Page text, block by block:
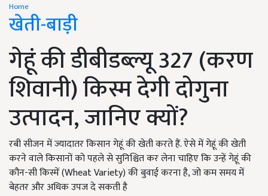
Home
खेती-बाड़ी
गेहूं की डीबीडब्ल्यू 327 (करण
शिवानी) किस्म देगी दोगुना
उत्पादन, जानिए क्यों?
रबी सीजन में ज्यादातर किसान गेहूं की खेती करते हैं. ऐसे में गेहूं की खेती
करने वाले किसानों को पहले से सुनिश्चित कर लेना चाहिए कि उन्हें गेहूं की
कौन-सी किस्में (Wheat Variety) की बुवाई करना है, जो कम समय में
बेहतर और अधिक उपज दे सकती है